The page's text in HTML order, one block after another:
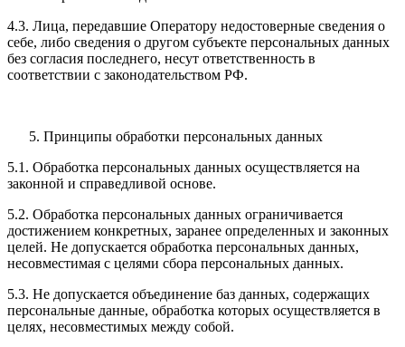
4.3. Лица, передавшие Оператору недостоверные сведения о
себе, либо сведения о другом субъекте персональных данных
без согласия последнего, несут ответственность в
соответствии с законодательством РФ.
Принципы обработки персональных данных
5.1. Обработка персональных данных осуществляется на
законной и справедливой основе.
5.2. Обработка персональных данных ограничивается
достижением конкретных, заранее определенных и законных
целей. Не допускается обработка персональных данных,
несовместимая с целями сбора персональных данных.
5.3. Не допускается объединение баз данных, содержащих
персональные данные, обработка которых осуществляется в
целях, несовместимых между собой.